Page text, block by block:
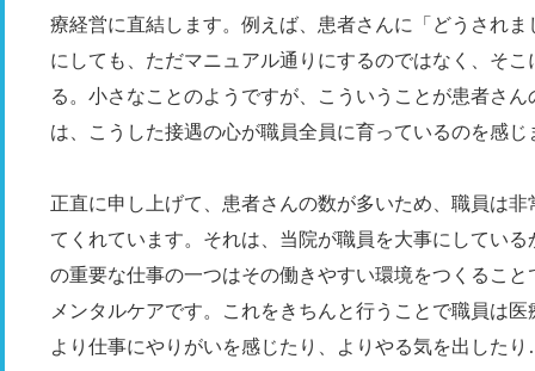
療経営に直結します。例えば、患者さんに「どうされ
にしても、ただマニュアル通りにするのではなく、そ
る。小さなことのようですが、こういうことが患者さ
は、こうした接遇の心が職員全員に育っているのを感じ
正直に申し上げて、患者さんの数が多いため、職員は
てくれています。それは、当院が職員を大事にしてい
の重要な仕事の一つはその働きやすい環境をつくるこ
メンタルケアです。これをきちんと行うことで職員は
より仕事にやりがいを感じたり、よりやる気を出した